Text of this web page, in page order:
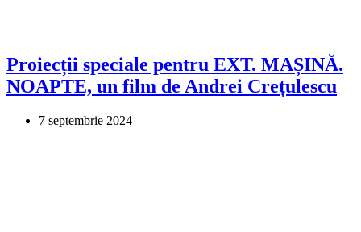
Proiecții speciale pentru EXT. MAȘINĂ.
NOAPTE, un film de Andrei Crețulescu
7 septembrie 2024